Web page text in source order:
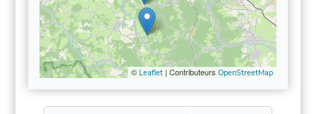
© Leaflet| Contributeurs OpenStreetMap